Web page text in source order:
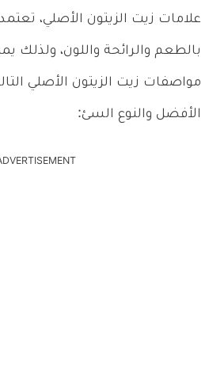
علامات زيت الزيتون الأصلي،
بالطعم والرائحة واللون، ولذلك
مواصفات زيت الزيتون الأصلي
الأفضل والنوع السئ: